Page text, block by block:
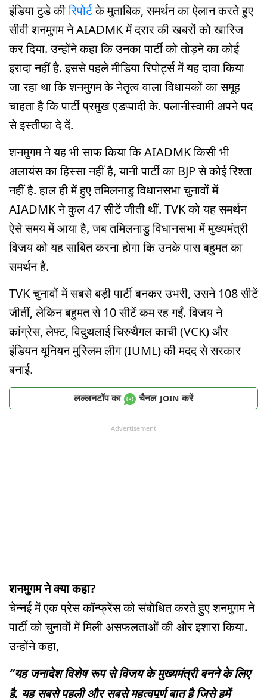
इंडिया टुडे कीरिपोर्टके मुताबिक, समर्थन का ऐलान करते हुए
सीवी शनमुगम ने AIADMK में दरार की खबरों को खारिज
कर दिया. उन्होंने कहा कि उनका पार्टी को तोड़ने का कोई
इरादा नहीं है. इससे पहले मीडिया रिपोर्ट्स में यह दावा किया
जा रहा था कि शनमुगम के नेतृत्व वाला विधायकों का समूह
चाहता है कि पार्टी प्रमुख एडप्पादी के. पलानीस्वामी अपने पद
से इस्तीफा दे दें.
शनमुगम ने यह भी साफ किया कि AIADMK किसी भी
अलायंस का हिस्सा नहीं है, यानी पार्टी का BJP से कोई रिश्ता
नहीं है. हाल ही में हुए तमिलनाडु विधानसभा चुनावों में
AIADMK ने कुल 47 सीटें जीती थीं. TVK को यह समर्थन
ऐसे समय में आया है, जब तमिलनाडु विधानसभा में मुख्यमंत्री
विजय को यह साबित करना होगा कि उनके पास बहुमत का
समर्थन है.
TVK चुनावों में सबसे बड़ी पार्टी बनकर उभरी, उसने 108 सीटें
जीतीं, लेकिन बहुमत से 10 सीटें कम रह गईं. विजय ने
कांग्रेस, लेफ्ट, विदुथलाई चिरुथैगल काची (VCK) और
इंडियन यूनियन मुस्लिम लीग (IUML) की मदद से सरकार
बनाई.
लल्लनटॉप का चैनल JOIN करें
Advertisement
शनमुगम ने क्या कहा?
चेन्नई में एक प्रेस कॉन्फ्रेंस को संबोधित करते हुए शनमुगम ने
पार्टी को चुनावों में मिली असफलताओं की ओर इशारा किया.
उन्होंने कहा,
“यह जनादेश विशेष रूप से विजय के मुख्यमंत्री बनने के लिए
है. यह सबसे पहली और सबसे महत्वपूर्ण बात है जिसे हमें